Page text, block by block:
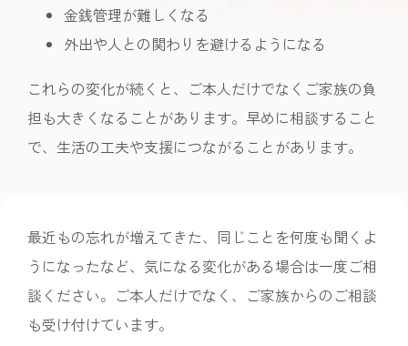
金銭管理が難しくなる
外出や人との関わりを避けるようになる
これらの変化が続くと、ご本人だけでなくご家族の負
担も大きくなることがあります。早めに相談すること
で、生活の工夫や支援につながることがあります。
最近もの忘れが増えてきた、同じことを何度も聞くよ
うになったなど、気になる変化がある場合は一度ご相
談ください。ご本人だけでなく、ご家族からのご相談
も受け付けています。